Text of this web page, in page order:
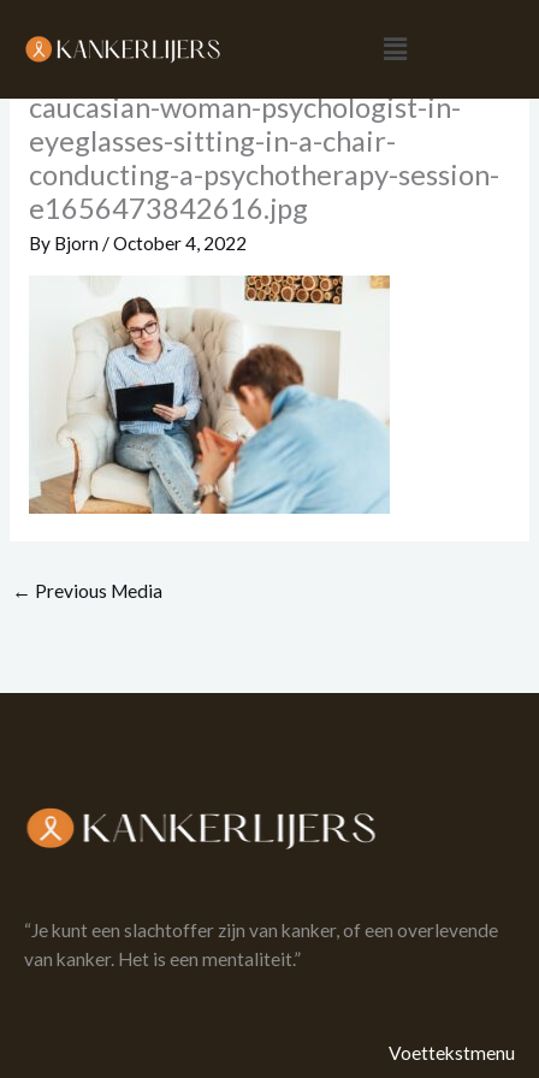
Menu
caucasian-woman-psychologist-in-
eyeglasses-sitting-in-a-chair-
conducting-a-psychotherapy-session-
e1656473842616.jpg
By Bjorn/October 4, 2022
← Previous Media
“Je kunt een slachtoffer zijn van kanker, of een overlevende
van kanker. Het is een mentaliteit.”
Voettekstmenu